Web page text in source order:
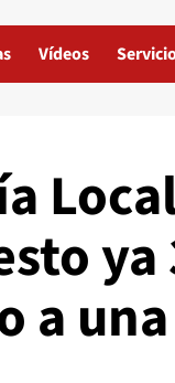
Vídeos
ya
a